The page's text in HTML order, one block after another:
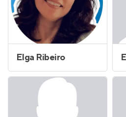
Elga Ribeiro